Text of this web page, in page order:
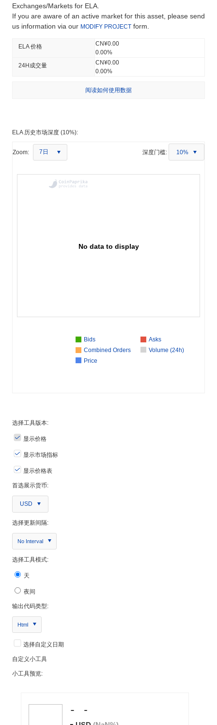
Exchanges/Markets for ELA.
If you are aware of an active market for this asset, please send
us information via our MODIFY PROJECT form.
ELA 价格
CN¥0.00
0.00%
24H成交量
CN¥0.00
0.00%
阅读如何使用数据
ELA 历史市场深度 (10%):
Zoom: 7日 深度门槛: 10%
No data to display
Bids
Asks
Combined Orders
Volume (24h)
Price
选择工具版本:
显示价格
显示市场指标
显示价格表
首选展示货币:
USD
选择更新间隔:
No Interval
选择工具模式:
天
夜间
输出代码类型:
Html
选择自定义日期
自定义小工具
小工具预览: